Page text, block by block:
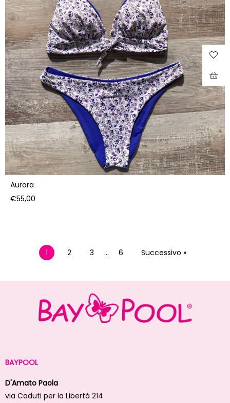
Aurora
Prezzo
€55,00
1 2 3 … 6 Successivo »
BAYPOOL
D'Amato Paola
via Caduti per la Libertà 214